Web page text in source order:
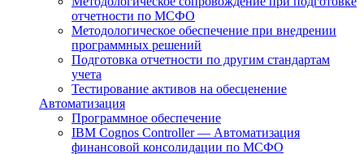
отчетности по МСФО
Методологическое обеспечение при внедрении
программных решений
Подготовка отчетности по другим стандартам
учета
Тестирование активов на обесценение
Автоматизация
Программное обеспечение
IBM Cognos Controller — Автоматизация
финансовой консолидации по МСФО